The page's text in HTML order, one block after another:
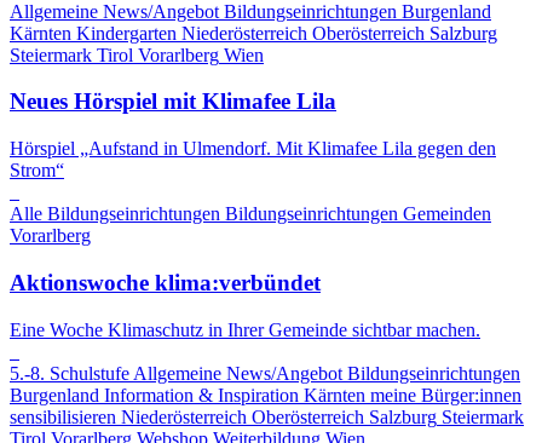
Allgemeine News/Angebot Bildungseinrichtungen Burgenland
Kärnten Kindergarten Niederösterreich Oberösterreich Salzburg
Steiermark Tirol Vorarlberg Wien
Neues Hörspiel mit Klimafee Lila
Hörspiel „Aufstand in Ulmendorf. Mit Klimafee Lila gegen den
Strom“
Alle Bildungseinrichtungen Bildungseinrichtungen Gemeinden
Vorarlberg
Aktionswoche klima:verbündet
Eine Woche Klimaschutz in Ihrer Gemeinde sichtbar machen.
5.-8. Schulstufe Allgemeine News/Angebot Bildungseinrichtungen
Burgenland Information & Inspiration Kärnten meine Bürger:innen
sensibilisieren Niederösterreich Oberösterreich Salzburg Steiermark
Tirol Vorarlberg Webshop Weiterbildung Wien